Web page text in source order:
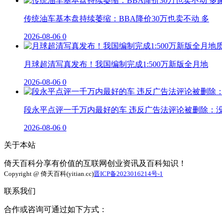
传统油车基本盘持续萎缩：BBA降价30万也卖不动 多
2026-08-06 0
月球超清写真发布！我国编制完成1:500万新版全月地
2026-08-06 0
段永平点评一千万内最好的车 违反广告法评论被删除：
2026-08-06 0
关于本站
倚天百科分享有价值的互联网创业资讯及百科知识！
Copyright @ 倚天百科(yitian.cc)晋ICP备2023016214号-1
联系我们
合作或咨询可通过如下方式：